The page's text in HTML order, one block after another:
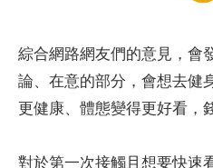
綜合網路網友們的意見，會
論、在意的部分，會想去健
更健康、體態變得更好看，
對於第一次接觸且想要快速